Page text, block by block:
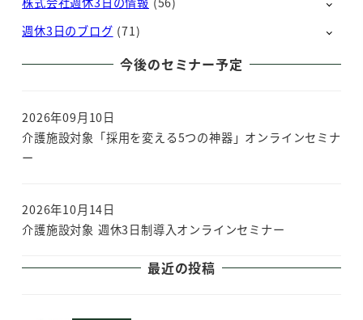
週休3日のブログ (71)
今後のセミナー予定
2026年09月10日
介護施設対象「採用を変える5つの神器」オンラインセミナ
ー
2026年10月14日
介護施設対象 週休3日制導入オンラインセミナー
最近の投稿